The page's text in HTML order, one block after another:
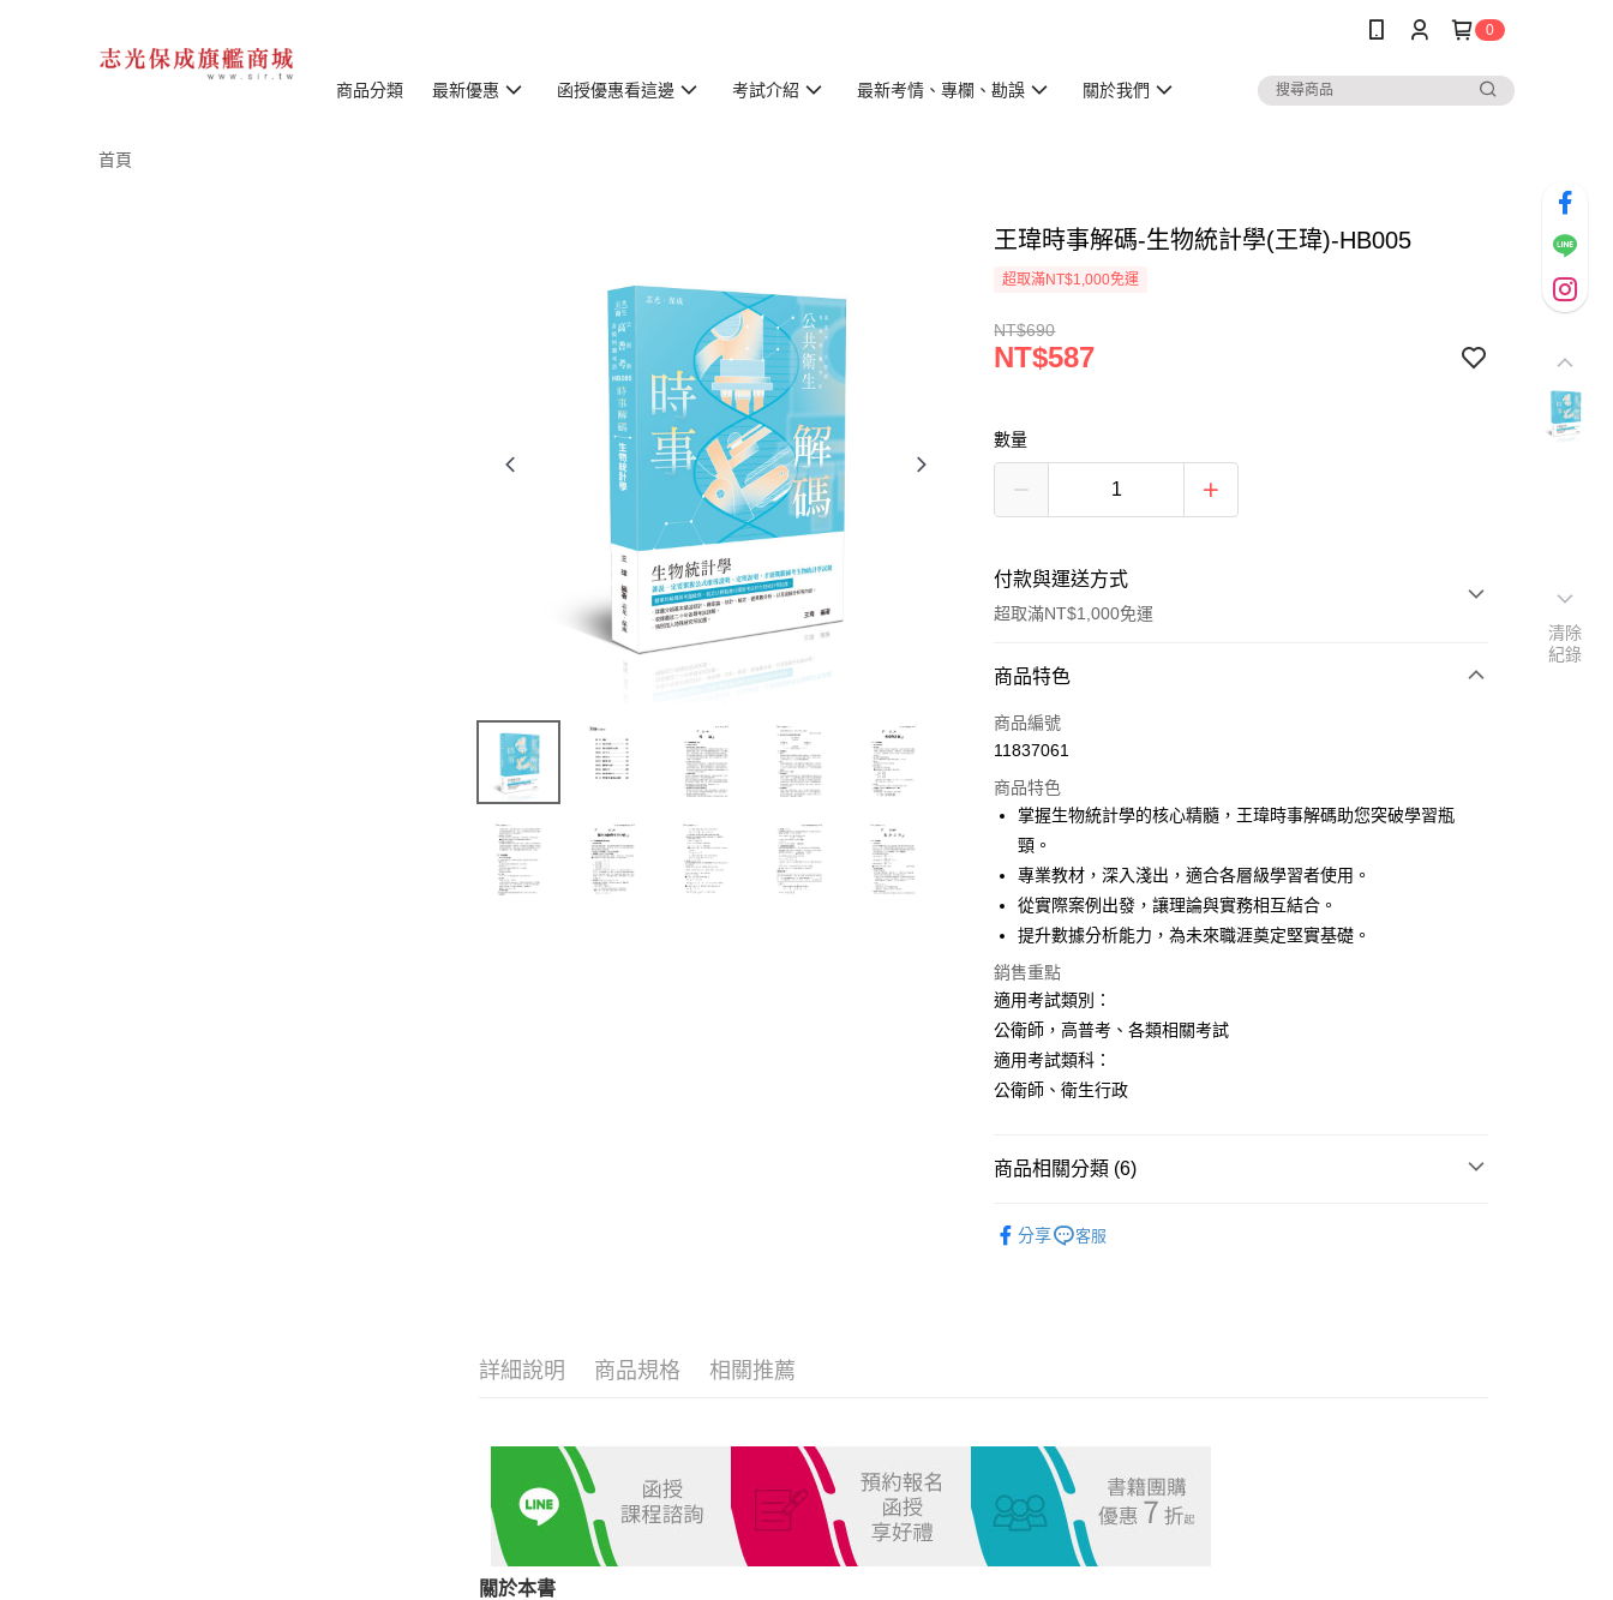
0
商品分類 最新優惠 函授優惠看這邊 考試介紹 最新考情、專欄、勘誤 關於我們
首頁
王瑋時事解碼-生物統計學(王瑋)-HB005
超取滿NT$1,000免運
NT$690
NT$587
數量
付款與運送方式
超取滿NT$1,000免運
付款方式
信用卡一次付款
LINE Pay
Apple Pay
悠遊付
Google Pay
ATM付款
運送方式
每筆NT$100，滿NT$1,000(含以上)免運費
外島郵寄
每筆NT$100，滿NT$1,000(含以上)免運費
商品特色
商品編號
11837061
商品特色
掌握生物統計學的核心精髓，王瑋時事解碼助您突破學習瓶
頸。
專業教材，深入淺出，適合各層級學習者使用。
從實際案例出發，讓理論與實務相互結合。
提升數據分析能力，為未來職涯奠定堅實基礎。
銷售重點
適用考試類別：
公衛師，高普考、各類相關考試
適用考試類科：
公衛師、衛生行政
商品相關分類 (6)
分享 客服
詳細說明 商品規格 相關推薦
關於本書
清除
紀錄